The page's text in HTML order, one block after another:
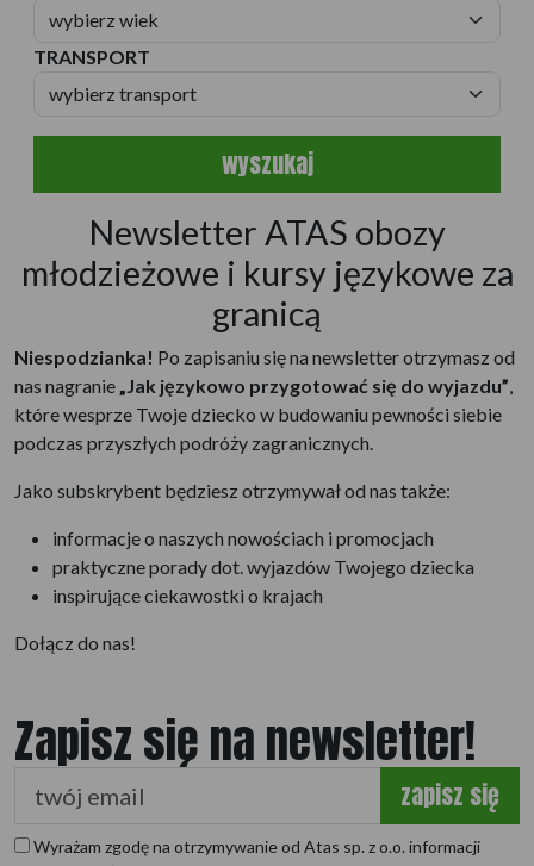
TRANSPORT
wyszukaj
Newsletter ATAS obozy
młodzieżowe i kursy językowe za
granicą
Niespodzianka! Po zapisaniu się na newsletter otrzymasz od
nas nagranie„Jak językowo przygotować się do wyjazdu”,
które wesprze Twoje dziecko w budowaniu pewności siebie
podczas przyszłych podróży zagranicznych.
Jako subskrybent będziesz otrzymywał od nas także:
informacje o naszych nowościach i promocjach
praktyczne porady dot. wyjazdów Twojego dziecka
inspirujące ciekawostki o krajach
Dołącz do nas!
Zapisz się na newsletter!
zapisz się
Wyrażam zgodę na otrzymywanie od Atas sp. z o.o. informacji